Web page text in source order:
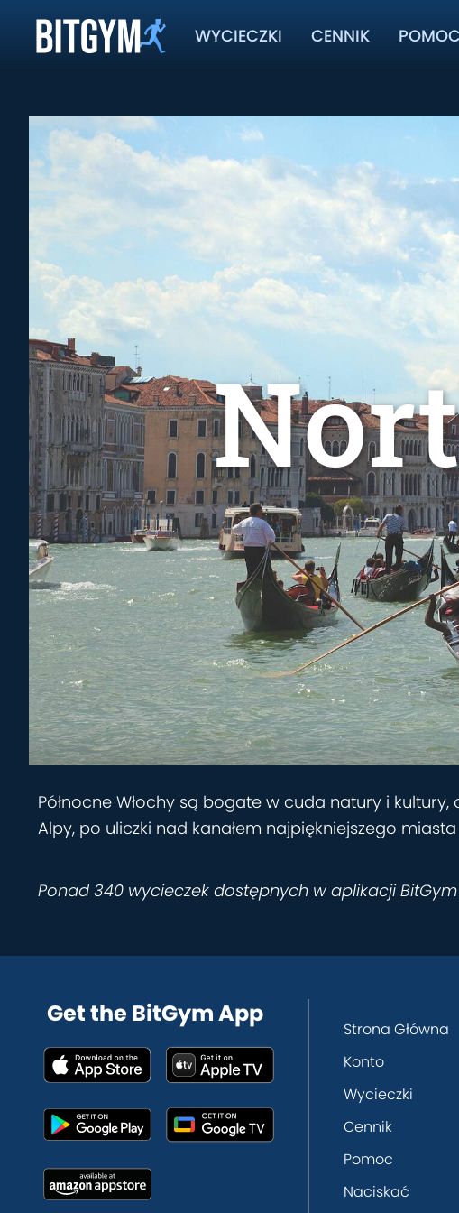
WYCIECZKI CENNIK POMOC
Północne Włochy są bogate w cuda natury i
Alpy, po uliczki nad kanałem najpiękniejszego
Ponad 340 wycieczek dostępnych w aplikacji BitGym
Get the BitGym App
Strona Główna
Konto
Wycieczki
Cennik
Pomoc
Naciskać